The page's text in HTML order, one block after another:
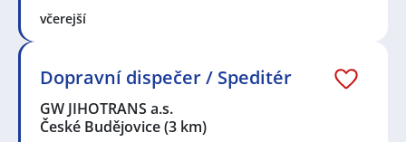
včerejší
Dopravní dispečer / Speditér
GW JIHOTRANS a.s.
České Budějovice(3 km)